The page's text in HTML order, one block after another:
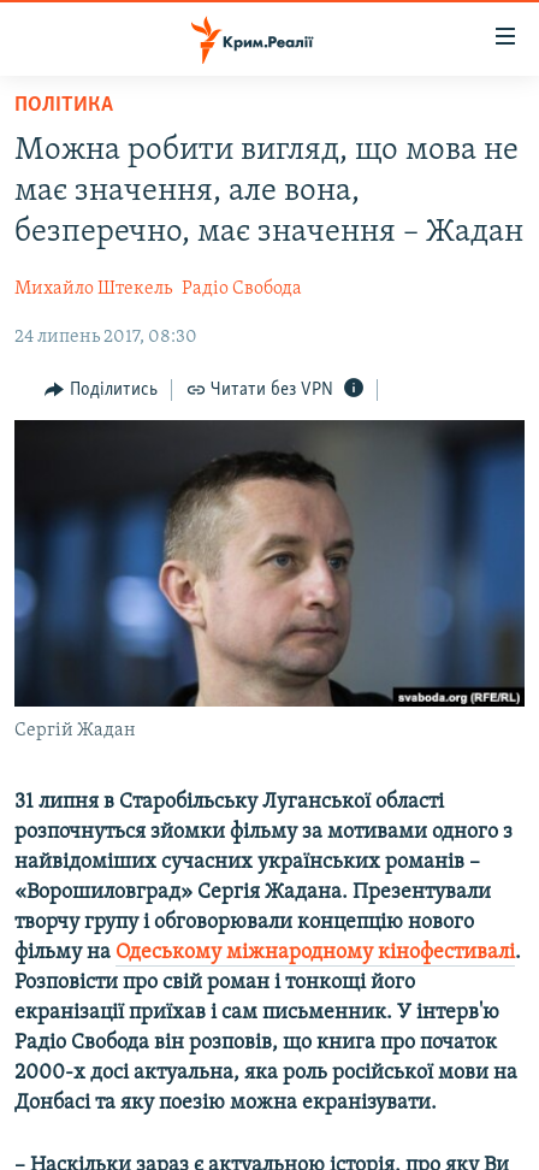
Перейти
основного
матеріалу
Перейти
до
основної
Перейти
пошуку
ВОДА.КРИМ
ВІДЕО ТА ФОТО
БЛОГИ
ПОГЛЯД
ІНТЕРВ'Ю
ДЕПОРТАЦІЯ
ВІДЕОУРОКИ «ELIFBE»
СВІДЧЕННЯ ОКУПАЦІЇ
УКРАЇНСЬКА ПРОБЛЕМА КРИМУ
ЯК ОБІЙТИ БЛОКУВАННЯ
Русский
Qırımtatar
Усі сайти RFE/RL
ПОЛІТИКА
Можна робити вигляд, що мова не
має значення, але вона,
безперечно, має значення – Жадан
Михайло Штекель Радіо Свобода
24 липень 2017, 08:30
Поділитись Читати без VPN
Сергій Жадан
31 липня в Старобільську Луганської області
розпочнуться зйомки фільму за мотивами одного з
найвідоміших сучасних українських романів –
«Ворошиловград» Сергія Жадана. Презентували
творчу групу і обговорювали концепцію нового
фільму на Одеському міжнародному кінофестивалі.
Розповісти про свій роман і тонкощі його
екранізації приїхав і сам письменник. У інтерв'ю
Радіо Свобода він розповів, що книга про початок
2000-х досі актуальна, яка роль російської мови на
Донбасі та яку поезію можна екранізувати.